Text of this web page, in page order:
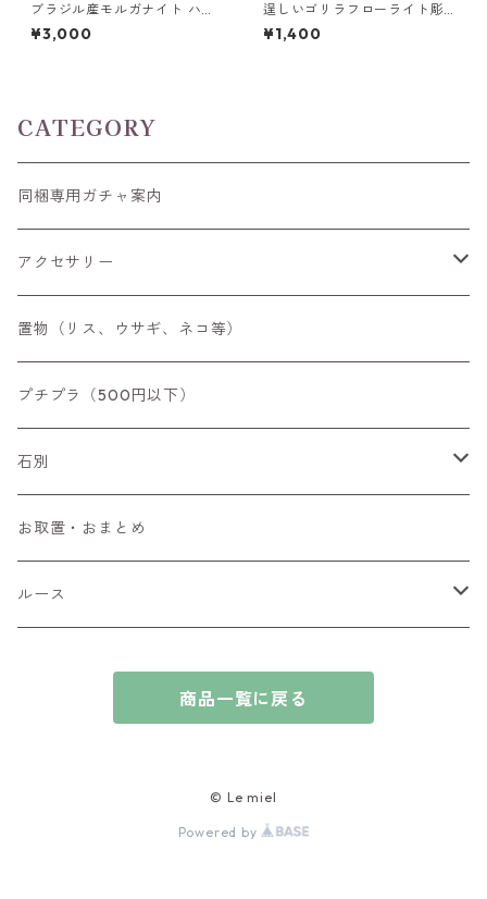
ブラジル産モルガナイト ハー
トカット(5mm)/ラウンドカッ
トルース(6mm)
¥3,000
逞しいゴリラフローライト彫
刻 置物 3.5g前後 高さ15mm前
後
¥1,400
CATEGORY
同梱専用ガチャ案内
アクセサリー
空枠
リング
ペンダントトップ
ブローチ
チャーム
ブレスレット
置物（リス、ウサギ、ネコ等）
プチプラ（500円以下）
石別
アイオライト
アウイナイト
アクアマリン
お取置・おまとめ
ルース
カボションカット
商品一覧に戻る
© Le miel
Powered by